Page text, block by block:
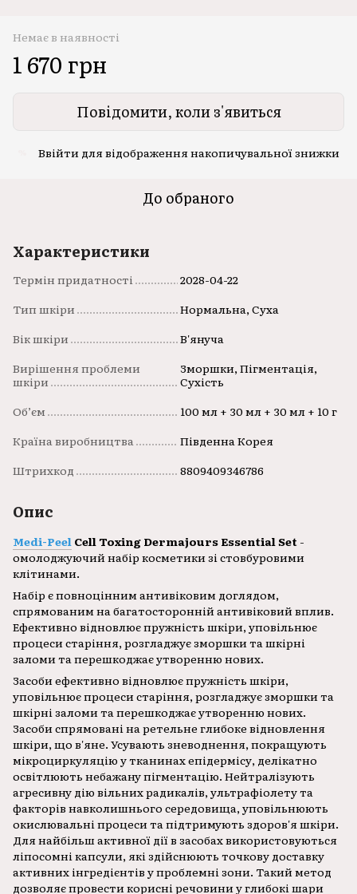
Немає в наявності
1 670 грн
Повідомити, коли з'явиться
Ввійти для відображення накопичувальної знижки
До обраного
Характеристики
Термін придатності
2028-04-22
Тип шкіри
Нормальна, Суха
Вік шкіри
В'януча
Вирішення проблеми
шкіри
Зморшки, Пігментація,
Сухість
Об’єм
100 мл + 30 мл + 30 мл + 10 г
Країна виробництва
Південна Корея
Штрихкод
8809409346786
Опис
Medi-Peel Cell Toxing Dermajours Essential Set -
омолоджуючий набір косметики зі стовбуровими
клітинами.
Набір є повноцінним антивіковим доглядом,
спрямованим на багатосторонній антивіковий вплив.
Ефективно відновлює пружність шкіри, уповільнює
процеси старіння, розгладжує зморшки та шкірні
заломи та перешкоджає утворенню нових.
Засоби ефективно відновлює пружність шкіри,
уповільнює процеси старіння, розгладжує зморшки та
шкірні заломи та перешкоджає утворенню нових.
Засоби спрямовані на ретельне глибоке відновлення
шкіри, що в'яне. Усувають зневоднення, покращують
мікроциркуляцію у тканинах епідермісу, делікатно
освітлюють небажану пігментацію. Нейтралізують
агресивну дію вільних радикалів, ультрафіолету та
факторів навколишнього середовища, уповільнюють
окислювальні процеси та підтримують здоров'я шкіри.
Для найбільш активної дії в засобах використовуються
ліпосомні капсули, які здійснюють точкову доставку
активних інгредієнтів у проблемні зони. Такий метод
дозволяє провести корисні речовини у глибокі шари